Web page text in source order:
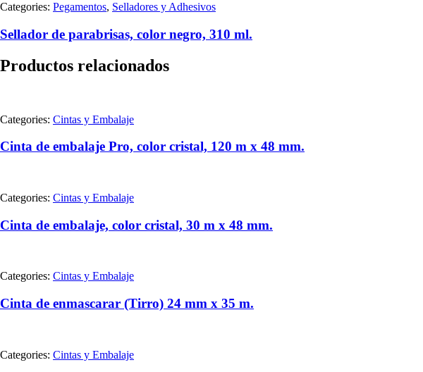
Categories: Pegamentos, Selladores y Adhesivos
Sellador de parabrisas, color negro, 310 ml.
Productos relacionados
Categories: Cintas y Embalaje
Cinta de embalaje Pro, color cristal, 120 m x 48 mm.
Categories: Cintas y Embalaje
Cinta de embalaje, color cristal, 30 m x 48 mm.
Categories: Cintas y Embalaje
Cinta de enmascarar (Tirro) 24 mm x 35 m.
Categories: Cintas y Embalaje